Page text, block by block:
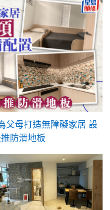
父母打造無障礙家居 設
防滑地板